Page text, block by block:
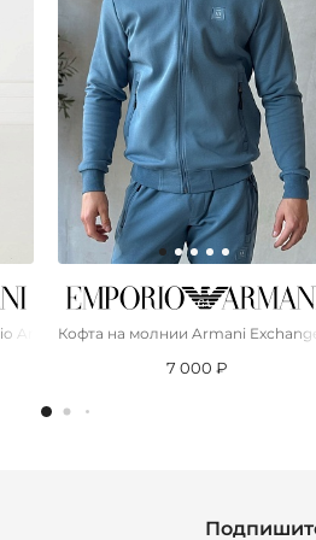
Armani 7Кофта на молнии Armani
7 000 ₽